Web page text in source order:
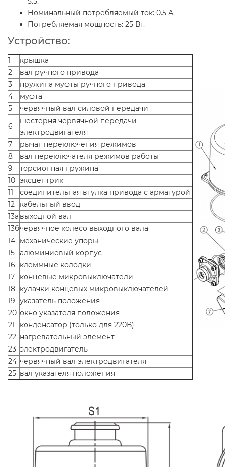
Номинальный потребляемый ток: 0.5 А.
Потребляемая мощность: 25 Вт.
Устройство:
1
крышка
2
вал ручного привода
3
пружина муфты ручного привода
4
муфта
5
червячный вал силовой передачи
6
шестерня червячной передачи
электродвигателя
7
рычаг переключения режимов
8
вал переключателя режимов работы
9
торсионная пружина
10 эксцентрик
11
соединительная втулка привода с арматурой
12
кабельный ввод
13а выходной вал
13бчервячное колесо выходного вала
14 механические упоры
15 алюминиевый корпус
16
клеммные колодки
17
концевые микровыключатели
18 кулачки концевых микровыключателей
19 указатель положения
20 окно указателя положения
21
конденсатор (только для 220В)
22 нагревательный элемент
23 электродвигатель
24 червячный вал электродвигателя
25 вал указателя положения